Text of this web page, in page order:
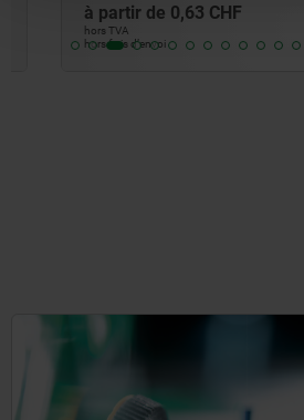
à partir de0,63 CHF
hors frais d’envoi